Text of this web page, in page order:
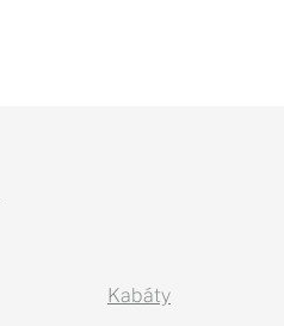
Kabáty